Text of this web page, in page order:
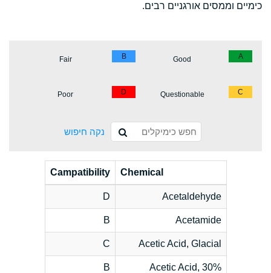
כימיים וממסים אורגניים רבים.
A
Good
B
Fair
C
Questionable
D
Poor
נקה חיפוש
Chemical
Campatibility
Acetaldehyde
D
Acetamide
B
Acetic Acid, Glacial
C
Acetic Acid, 30%
B